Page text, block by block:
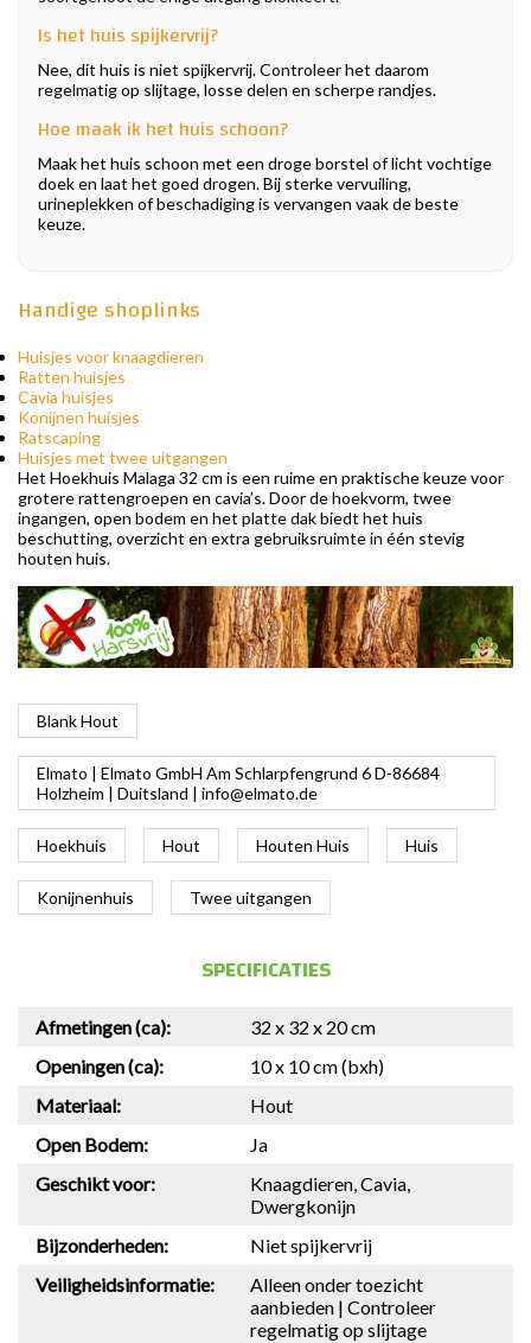
Is het huis spijkervrij?
Nee, dit huis is niet spijkervrij. Controleer het daarom
regelmatig op slijtage, losse delen en scherpe randjes.
Hoe maak ik het huis schoon?
Maak het huis schoon met een droge borstel of licht vochtige
doek en laat het goed drogen. Bij sterke vervuiling,
urineplekken of beschadiging is vervangen vaak de beste
keuze.
Handige shoplinks
Huisjes voor knaagdieren
Ratten huisjes
Cavia huisjes
Konijnen huisjes
Ratscaping
Huisjes met twee uitgangen
Het Hoekhuis Malaga 32 cm is een ruime en praktische keuze voor
grotere rattengroepen en cavia’s. Door de hoekvorm, twee
ingangen, open bodem en het platte dak biedt het huis
beschutting, overzicht en extra gebruiksruimte in één stevig
houten huis.
Blank Hout
Elmato | Elmato GmbH Am Schlarpfengrund 6 D-86684
Holzheim | Duitsland | info@elmato.de
Hoekhuis Hout Houten Huis Huis
Konijnenhuis Twee uitgangen
SPECIFICATIES
Afmetingen (ca):
32 x 32 x 20 cm
Openingen (ca):
10 x 10 cm (bxh)
Materiaal:
Hout
Open Bodem:
Ja
Geschikt voor:
Knaagdieren, Cavia,
Dwergkonijn
Bijzonderheden:
Niet spijkervrij
Veiligheidsinformatie:
Alleen onder toezicht
aanbieden | Controleer
regelmatig op slijtage